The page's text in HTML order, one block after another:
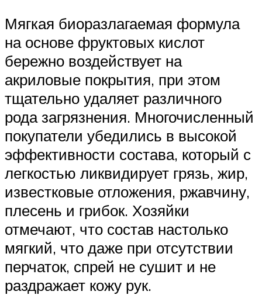
Мягкая биоразлагаемая формула
на основе фруктовых кислот
бережно воздействует на
акриловые покрытия, при этом
тщательно удаляет различного
рода загрязнения. Многочисленный
покупатели убедились в высокой
эффективности состава, который с
легкостью ликвидирует грязь, жир,
известковые отложения, ржавчину,
плесень и грибок. Хозяйки
отмечают, что состав настолько
мягкий, что даже при отсутствии
перчаток, спрей не сушит и не
раздражает кожу рук.